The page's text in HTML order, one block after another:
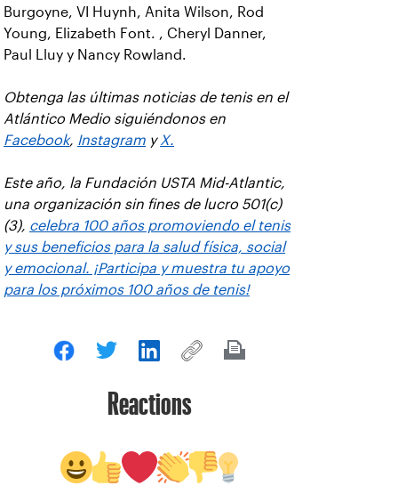
Burgoyne, VI Huynh, Anita Wilson, Rod
Young, Elizabeth Font. , Cheryl Danner,
Paul Lluy y Nancy Rowland.
Obtenga las últimas noticias de tenis en el
Atlántico Medio siguiéndonos en
Facebook, Instagram y X.
Este año, la Fundación USTA Mid-Atlantic,
una organización sin fines de lucro 501(c)
(3), celebra 100 años promoviendo el tenis
y sus beneficios para la salud física, social
y emocional. ¡Participa y muestra tu apoyo
para los próximos 100 años de tenis!
Reactions